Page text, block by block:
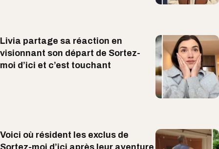
Livia partage sa réaction en
visionnant son départ de Sortez-
moi d’ici et c’est touchant
Voici où résident les exclus de
Sortez-moi d’ici après leur aventure